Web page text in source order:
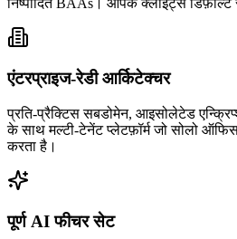
निष्पादित BAAs। आपके क्लाइंट्स
एंटरप्राइज-रेडी आर्किटेक्चर
प्रति-प्रैक्टिस सबडोमेन, आइसोलेटेड
के साथ मल्टी-टेनेंट प्लेटफ़ॉर्म जो सोलो
करता है।
पूर्ण AI फीचर सेट